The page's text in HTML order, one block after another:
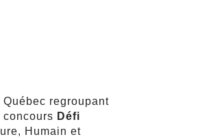
regroupant
Défi
Humain et